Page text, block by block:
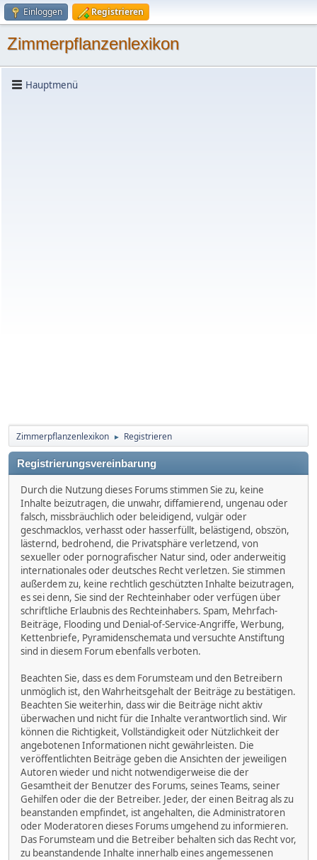
Einloggen Registrieren
Zimmerpflanzenlexikon
Hauptmenü
Zimmerpflanzenlexikon ► Registrieren
Registrierungsvereinbarung
Durch die Nutzung dieses Forums stimmen Sie zu, keine
Inhalte beizutragen, die unwahr, diffamierend, ungenau oder
falsch, missbräuchlich oder beleidigend, vulgär oder
geschmacklos, verhasst oder hasserfüllt, belästigend, obszön,
lästernd, bedrohend, die Privatsphäre verletzend, von
sexueller oder pornografischer Natur sind, oder anderweitig
internationales oder deutsches Recht verletzen. Sie stimmen
außerdem zu, keine rechtlich geschützten Inhalte beizutragen,
es sei denn, Sie sind der Rechteinhaber oder verfügen über
schriftliche Erlaubnis des Rechteinhabers. Spam, Mehrfach-
Beiträge, Flooding und Denial-of-Service-Angriffe, Werbung,
Kettenbriefe, Pyramidenschemata und versuchte Anstiftung
sind in diesem Forum ebenfalls verboten.
Beachten Sie, dass es dem Forumsteam und den Betreibern
unmöglich ist, den Wahrheitsgehalt der Beiträge zu bestätigen.
Beachten Sie weiterhin, dass wir die Beiträge nicht aktiv
überwachen und nicht für die Inhalte verantwortlich sind. Wir
können die Richtigkeit, Vollständigkeit oder Nützlichkeit der
angebotenen Informationen nicht gewährleisten. Die
veröffentlichten Beiträge geben die Ansichten der jeweiligen
Autoren wieder und nicht notwendigerweise die der
Gesamtheit der Benutzer des Forums, seines Teams, seiner
Gehilfen oder die der Betreiber. Jeder, der einen Beitrag als zu
beanstanden empfindet, ist angehalten, die Administratoren
oder Moderatoren dieses Forums umgehend zu informieren.
Das Forumsteam und die Betreiber behalten sich das Recht vor,
zu beanstandende Inhalte innerhalb eines angemessenen